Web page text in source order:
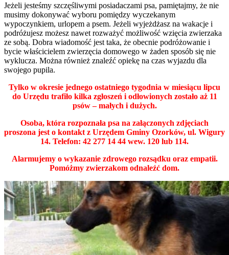
Jeżeli jesteśmy szczęśliwymi posiadaczami psa, pamiętajmy, że nie
musimy dokonywać wyboru pomiędzy wyczekanym
wypoczynkiem, urlopem a psem. Jeżeli wyjeżdżasz na wakacje i
podróżujesz możesz nawet rozważyć możliwość wzięcia zwierzaka
ze sobą. Dobra wiadomość jest taka, że obecnie podróżowanie i
bycie właścicielem zwierzęcia domowego w żaden sposób się nie
wyklucza. Można również znaleźć opiekę na czas wyjazdu dla
swojego pupila.
Tylko w okresie jednego ostatniego tygodnia w miesiącu lipcu
do Urzędu trafiło kilka zgłoszeń i odłowionych zostało aż 11
psów – małych i dużych.
Osoba, która rozpoznała psa na załączonych zdjęciach
proszona jest o kontakt z Urzędem Gminy Ozorków, ul. Wigury
14. Telefon: 42 277 14 44 wew. 120 lub 114.
Alarmujemy o wykazanie zdrowego rozsądku oraz empatii.
Pomóżmy zwierzakom odnaleźć dom.